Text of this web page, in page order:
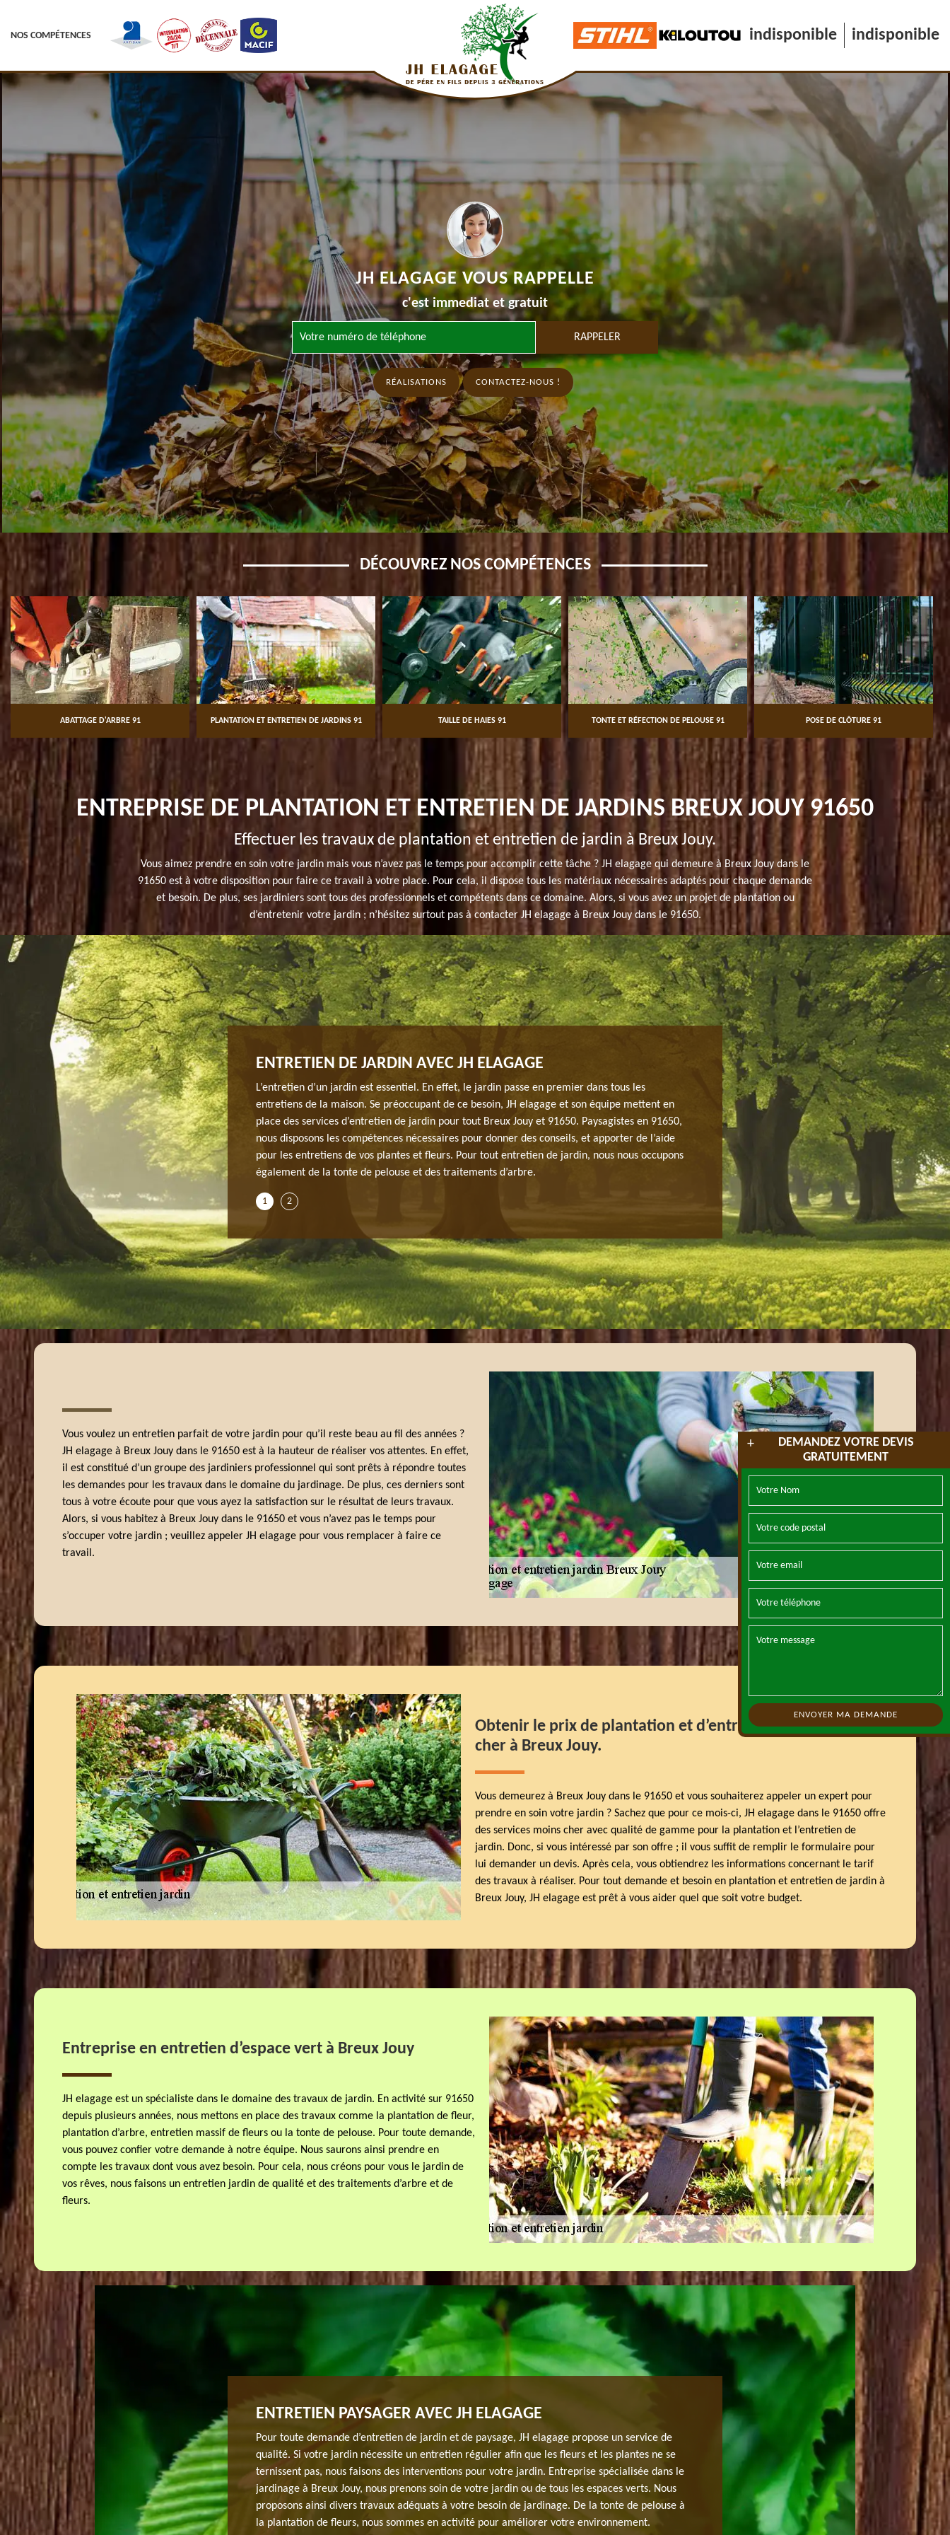
NOS COMPÉTENCES indisponible indisponible
JH ELAGAGE VOUS RAPPELLE
c'est immediat et gratuit
RÉALISATIONS CONTACTEZ-NOUS !
DÉCOUVREZ NOS COMPÉTENCES
ABATTAGE D'ARBRE 91 PLANTATION ET ENTRETIEN DE JARDINS 91 TAILLE DE HAIES 91 TONTE ET RÉFECTION DE PELOUSE 91 POSE DE CLÔTURE 91
+
DEMANDEZ VOTRE DEVIS
GRATUITEMENT
ENTREPRISE DE PLANTATION ET ENTRETIEN DE JARDINS BREUX JOUY 91650
Effectuer les travaux de plantation et entretien de jardin à Breux Jouy.
Vous aimez prendre en soin votre jardin mais vous n’avez pas le temps pour accomplir cette tâche ? JH elagage qui demeure à Breux Jouy dans le
91650 est à votre disposition pour faire ce travail à votre place. Pour cela, il dispose tous les matériaux nécessaires adaptés pour chaque demande
et besoin. De plus, ses jardiniers sont tous des professionnels et compétents dans ce domaine. Alors, si vous avez un projet de plantation ou
d’entretenir votre jardin ; n’hésitez surtout pas à contacter JH elagage à Breux Jouy dans le 91650.
de lui offrir un atout esthétique. Devenu un havre
propriété, le jardin est un espace à prendre en
et faire appel à un professionnel pour son
Au service d’un entretien de jardin à Breux Jouy et
pour toute demande. Pour cela, notre équipe met
ENTRETIEN DE JARDIN AVEC JH ELAGAGE
L’entretien d’un jardin est essentiel. En effet, le jardin passe en premier dans tous les
entretiens de la maison. Se préoccupant de ce besoin, JH elagage et son équipe mettent en
place des services d’entretien de jardin pour tout Breux Jouy et 91650. Paysagistes en 91650,
nous disposons les compétences nécessaires pour donner des conseils, et apporter de l’aide
pour les entretiens de vos plantes et fleurs. Pour tout entretien de jardin, nous nous occupons
également de la tonte de pelouse et des traitements d’arbre.
ENTRETIEN DE JARDIN
Il est important lorsque vous avez un jardin de lui
de paix et un élément à part entière d’une propriété,
compte. Aujourd’hui, vous pouvez en disposer et faire
entretien et l’entretien de ses composants. Au service
ses environs, JH elagage est prêt à intervenir pour
en œuvre des interventions fiables et de qualité.
1 2
Vous voulez un entretien parfait de votre jardin pour qu’il reste beau au fil des années ?
JH elagage à Breux Jouy dans le 91650 est à la hauteur de réaliser vos attentes. En effet,
il est constitué d’un groupe des jardiniers professionnel qui sont prêts à répondre toutes
les demandes pour les travaux dans le domaine du jardinage. De plus, ces derniers sont
tous à votre écoute pour que vous ayez la satisfaction sur le résultat de leurs travaux.
Alors, si vous habitez à Breux Jouy dans le 91650 et vous n’avez pas le temps pour
s’occuper votre jardin ; veuillez appeler JH elagage pour vous remplacer à faire ce
travail.
Obtenir le prix de plantation et d’entretien de jardin pas
cher à Breux Jouy.
Vous demeurez à Breux Jouy dans le 91650 et vous souhaiterez appeler un expert pour
prendre en soin votre jardin ? Sachez que pour ce mois-ci, JH elagage dans le 91650 offre
des services moins cher avec qualité de gamme pour la plantation et l’entretien de
jardin. Donc, si vous intéressé par son offre ; il vous suffit de remplir le formulaire pour
lui demander un devis. Après cela, vous obtiendrez les informations concernant le tarif
des travaux à réaliser. Pour tout demande et besoin en plantation et entretien de jardin à
Breux Jouy, JH elagage est prêt à vous aider quel que soit votre budget.
Entreprise en entretien d’espace vert à Breux Jouy
JH elagage est un spécialiste dans le domaine des travaux de jardin. En activité sur 91650
depuis plusieurs années, nous mettons en place des travaux comme la plantation de fleur,
plantation d’arbre, entretien massif de fleurs ou la tonte de pelouse. Pour toute demande,
vous pouvez confier votre demande à notre équipe. Nous saurons ainsi prendre en
compte les travaux dont vous avez besoin. Pour cela, nous créons pour vous le jardin de
vos rêves, nous faisons un entretien jardin de qualité et des traitements d’arbre et de
fleurs.
91650
Pour une petite quantité de feuilles mortes, il est
avec la tondeuse. En effet, ces feuilles sont
la pelouse. Pour une plus grosse quantité de
compost qui enrichira le jardin au printemps. Si
contacter JH elagage si vous ne savez pas quoi en
de feuille sur 91650 et ses villes.
ENTRETIEN PAYSAGER AVEC JH ELAGAGE
Pour toute demande d’entretien de jardin et de paysage, JH elagage propose un service de
qualité. Si votre jardin nécessite un entretien régulier afin que les fleurs et les plantes ne se
ternissent pas, nous faisons des interventions pour votre jardin. Entreprise spécialisée dans le
jardinage à Breux Jouy, nous prenons soin de votre jardin ou de tous les espaces verts. Nous
proposons ainsi divers travaux adéquats à votre besoin de jardinage. De la tonte de pelouse à
la plantation de fleurs, nous sommes en activité pour améliorer votre environnement.
RAMASSAGE DE FEUILLE SUR 91650
Que faire après un ramassage de feuille ? Pour une
recommandé de faire un broyage des feuilles avec la
utilisées pour être un excellent engrais pour la
feuilles, une partie des feuilles sert dans le compost
vous disposez de feuilles mortes, vous pouvez
faire. Nous faisons évidemment un ramassage de